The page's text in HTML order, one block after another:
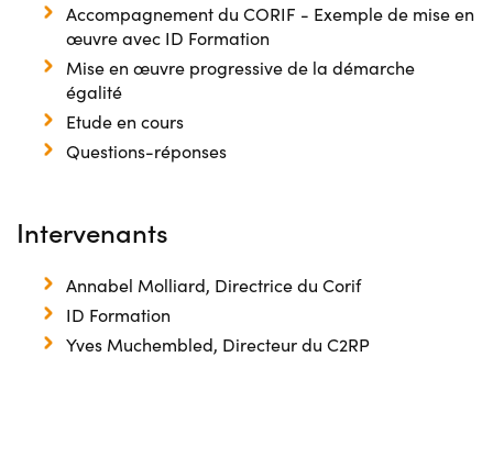
Accompagnement du CORIF - Exemple de mise en
œuvre avec ID Formation
Mise en œuvre progressive de la démarche
égalité
Etude en cours
Questions-réponses
Intervenants
Annabel Molliard, Directrice du Corif
ID Formation
Yves Muchembled, Directeur du C2RP